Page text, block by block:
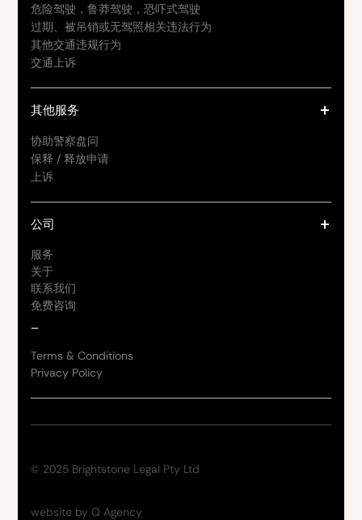
危险驾驶，鲁莽驾驶，恐吓式驾驶
过期、被吊销或无驾照相关违法行为
其他交通违规行为
交通上诉
其他服务
协助警察盘问
保释 / 释放申请
上诉
公司
服务
关于
联系我们
免费咨询
Terms & Conditions
Privacy Policy
© 2025 Brightstone Legal Pty Ltd
website by Q Agency